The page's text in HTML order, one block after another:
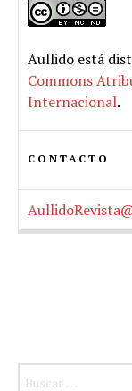
Aullido está
Commons
Internacional.
CONTACTO